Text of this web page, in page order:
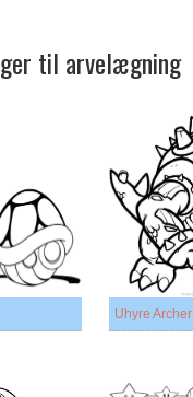
til arvelægning
Uhyre Archer